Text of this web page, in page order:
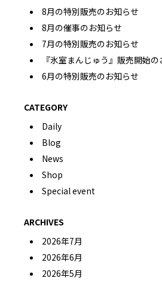
8月の特別販売のお知らせ
8月の催事のお知らせ
7月の特別販売のお知らせ
『氷室まんじゅう』販売開始
6月の特別販売のお知らせ
CATEGORY
Daily
Blog
News
Shop
Special event
ARCHIVES
2026年7月
2026年6月
2026年5月